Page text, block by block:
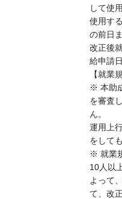
して使
使用す
の前日
改正後
給申請
【就業
※ 本助
を審査
ん。
運用上
をして
※ 就業
10人以
よって
て、改